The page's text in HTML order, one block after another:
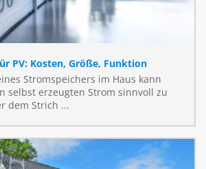
PV: Kosten, Größe, Funktion
Stromspeichers im Haus kann
selbst erzeugten Strom sinnvoll zu
dem Strich ...